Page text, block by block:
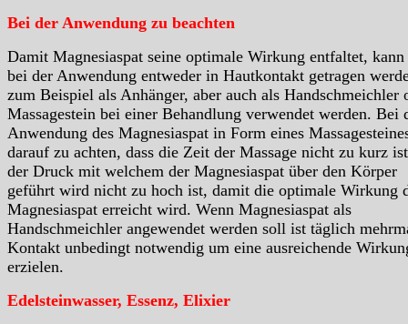
Bei der Anwendung zu beachten
Damit Magnesiaspat seine optimale Wirkung entfaltet, kann
bei der Anwendung entweder in Hautkontakt getragen
zum Beispiel als Anhänger, aber auch als Handschmeichler
Massagestein bei einer Behandlung verwendet werden. Bei
Anwendung des Magnesiaspat in Form eines
darauf zu achten, dass die Zeit der Massage nicht zu kurz
der Druck mit welchem der Magnesiaspat über den Körper
geführt wird nicht zu hoch ist, damit die optimale Wirkung
Magnesiaspat erreicht wird. Wenn Magnesiaspat als
Handschmeichler angewendet werden soll ist täglich
Kontakt unbedingt notwendig um eine ausreichende
erzielen.
Edelsteinwasser, Essenz, Elixier